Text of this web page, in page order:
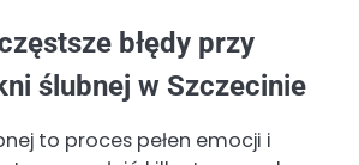
błędy przy
ślubnej w Szczecinie
to proces pełen emocji i